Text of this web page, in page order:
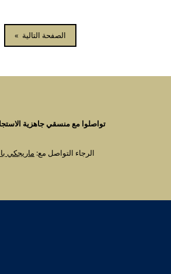
الصفحة التالية »
تواصلوا مع منسقي جاهزية
الرجاء التواصل مع: ماريجكي